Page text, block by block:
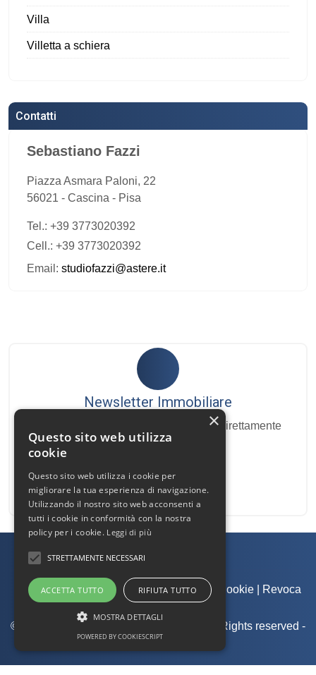
Villa
Villetta a schiera
Contatti
Sebastiano Fazzi
Piazza Asmara Paloni, 22
56021 - Cascina - Pisa
Tel.: +39 3773020392
Cell.: +39 3773020392
Email: studiofazzi@astere.it
Newsletter Immobiliare
Ricevi le nostre proposte immobiliari direttamente
nella tua email!
Admin|Informativa Privacy|Informativa Cookie|
Revoca
Consensi
© Copyright 2026 - Sebastiano Fazzi - All Rights reserved -
Part. IVA 02303230508
.
×
Questo sito web utilizza
cookie
Questo sito web utilizza i cookie per
migliorare la tua esperienza di navigazione.
Utilizzando il nostro sito web acconsenti a
tutti i cookie in conformità con la nostra
policy per i cookie. Leggi di più
STRETTAMENTE NECESSARI
ACCETTA TUTTO RIFIUTA TUTTO
MOSTRA DETTAGLI
POWERED BY COOKIESCRIPT